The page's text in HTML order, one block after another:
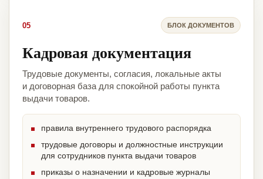
05 БЛОК ДОКУМЕНТОВ
Кадровая документация
Трудовые документы, согласия, локальные акты
и договорная база для спокойной работы пункта
выдачи товаров.
правила внутреннего трудового распорядка
трудовые договоры и должностные инструкции
для сотрудников пункта выдачи товаров
приказы о назначении и кадровые журналы